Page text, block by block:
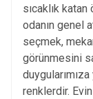
sıcaklık
odanın genel
seçmek,
görünmesini
renklerdir.